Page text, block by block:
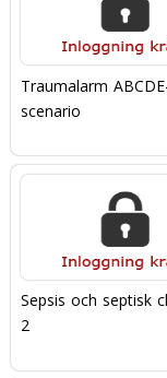
Traumalarm
scenario
Sepsis och septisk
2